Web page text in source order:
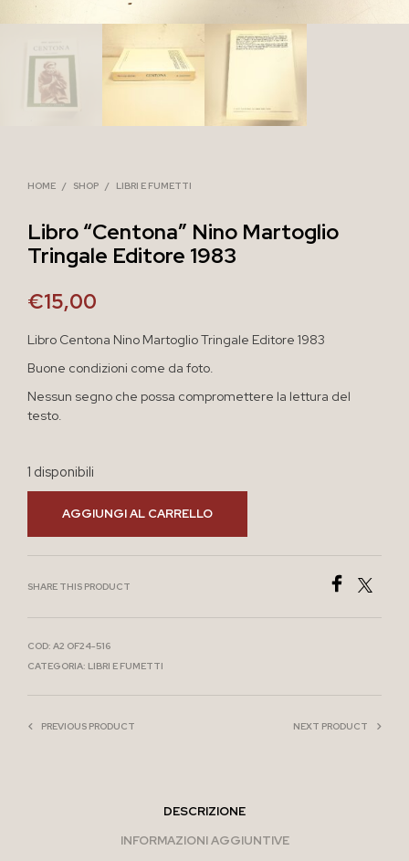
HOME / SHOP / LIBRI E FUMETTI
Libro “Centona” Nino Martoglio
Tringale Editore 1983
€15,00
Libro Centona Nino Martoglio Tringale Editore 1983
Buone condizioni come da foto.
Nessun segno che possa compromettere la lettura del
testo.
1 disponibili
AGGIUNGI AL CARRELLO
SHARE THIS PRODUCT
COD: A2 OF24-516
CATEGORIA: LIBRI E FUMETTI
PREVIOUS PRODUCT NEXT PRODUCT
DESCRIZIONE
INFORMAZIONI AGGIUNTIVE